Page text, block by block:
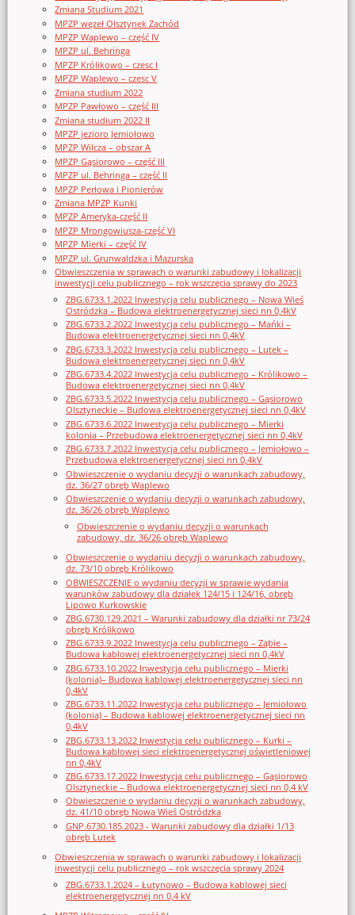
Zmiana Studium 2021
MPZP węzeł Olsztynek Zachód
MPZP Waplewo – część IV
MPZP ul. Behringa
MPZP Królikowo – czesc I
MPZP Waplewo – czesc V
Zmiana studium 2022
MPZP Pawłowo – część III
Zmiana studium 2022 II
MPZP jezioro Jemiołowo
MPZP Wilcza – obszar A
MPZP Gąsiorowo – część III
MPZP ul. Behringa – część II
MPZP Perłowa i Pionierów
Zmiana MPZP Kunki
MPZP Ameryka-część II
MPZP Mrongowiusza-część VI
MPZP Mierki – część IV
MPZP ul. Grunwaldzka i Mazurska
Obwieszczenia w sprawach o warunki zabudowy i lokalizacji
inwestycji celu publicznego – rok wszczęcia sprawy do 2023
ZBG.6733.1.2022 Inwestycja celu publicznego – Nowa Wieś
Ostródzka – Budowa elektroenergetycznej sieci nn 0,4kV
ZBG.6733.2.2022 Inwestycja celu publicznego – Mańki –
Budowa elektroenergetycznej sieci nn 0,4kV
ZBG.6733.3.2022 Inwestycja celu publicznego – Lutek –
Budowa elektroenergetycznej sieci nn 0,4kV
ZBG.6733.4.2022 Inwestycja celu publicznego – Królikowo –
Budowa elektroenergetycznej sieci nn 0,4kV
ZBG.6733.5.2022 Inwestycja celu publicznego – Gąsiorowo
Olsztyneckie – Budowa elektroenergetycznej sieci nn 0,4kV
ZBG.6733.6.2022 Inwestycja celu publicznego – Mierki
kolonia – Przebudowa elektroenergetycznej sieci nn 0,4kV
ZBG.6733.7.2022 Inwestycja celu publicznego – Jemiołowo –
Przebudowa elektroenergetycznej sieci nn 0,4kV
Obwieszczenie o wydaniu decyzji o warunkach zabudowy,
dz. 36/27 obręb Waplewo
Obwieszczenie o wydaniu decyzji o warunkach zabudowy,
dz. 36/26 obręb Waplewo
Obwieszczenie o wydaniu decyzji o warunkach
zabudowy, dz. 36/26 obręb Waplewo
Obwieszczenie o wydaniu decyzji o warunkach zabudowy,
dz. 73/10 obręb Królikowo
OBWIESZCZENIE o wydaniu decyzji w sprawie wydania
warunków zabudowy dla działek 124/15 i 124/16, obręb
Lipowo Kurkowskie
ZBG.6730.129.2021 – Warunki zabudowy dla działki nr 73/24
obręb Królikowo
ZBG.6733.9.2022 Inwestycja celu publicznego – Ząbie –
Budowa kablowej elektroenergetycznej sieci nn 0,4kV
ZBG.6733.10.2022 Inwestycja celu publicznego – Mierki
(kolonia)– Budowa kablowej elektroenergetycznej sieci nn
0,4kV
ZBG.6733.11.2022 Inwestycja celu publicznego – Jemiołowo
(kolonia) – Budowa kablowej elektroenergetycznej sieci nn
0,4kV
ZBG.6733.13.2022 Inwestycja celu publicznego – Kurki –
Budowa kablowej sieci elektroenergetycznej oświetleniowej
nn 0,4kV
ZBG.6733.17.2022 Inwestycja celu publicznego – Gąsiorowo
Olsztyneckie – Budowa elektroenergetycznej sieci nn 0,4 kV
Obwieszczenie o wydaniu decyzji o warunkach zabudowy,
dz. 41/10 obręb Nowa Wieś Ostródzka
GNP.6730.185.2023 - Warunki zabudowy dla działki 1/13
obręb Lutek
Obwieszczenia w sprawach o warunki zabudowy i lokalizacji
inwestycji celu publicznego – rok wszczęcia sprawy 2024
ZBG.6733.1.2024 – Łutynowo – Budowa kablowej sieci
elektroenergetycznej nn 0,4 kV